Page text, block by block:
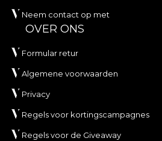
Neem contact op met
OVER ONS
Formular retur
Algemene voorwaarden
Privacy
Regels voor kortingscampagnes
Regels voor de Giveaway